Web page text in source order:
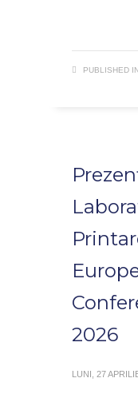
PUBLISHED
2026
LUNI, 27